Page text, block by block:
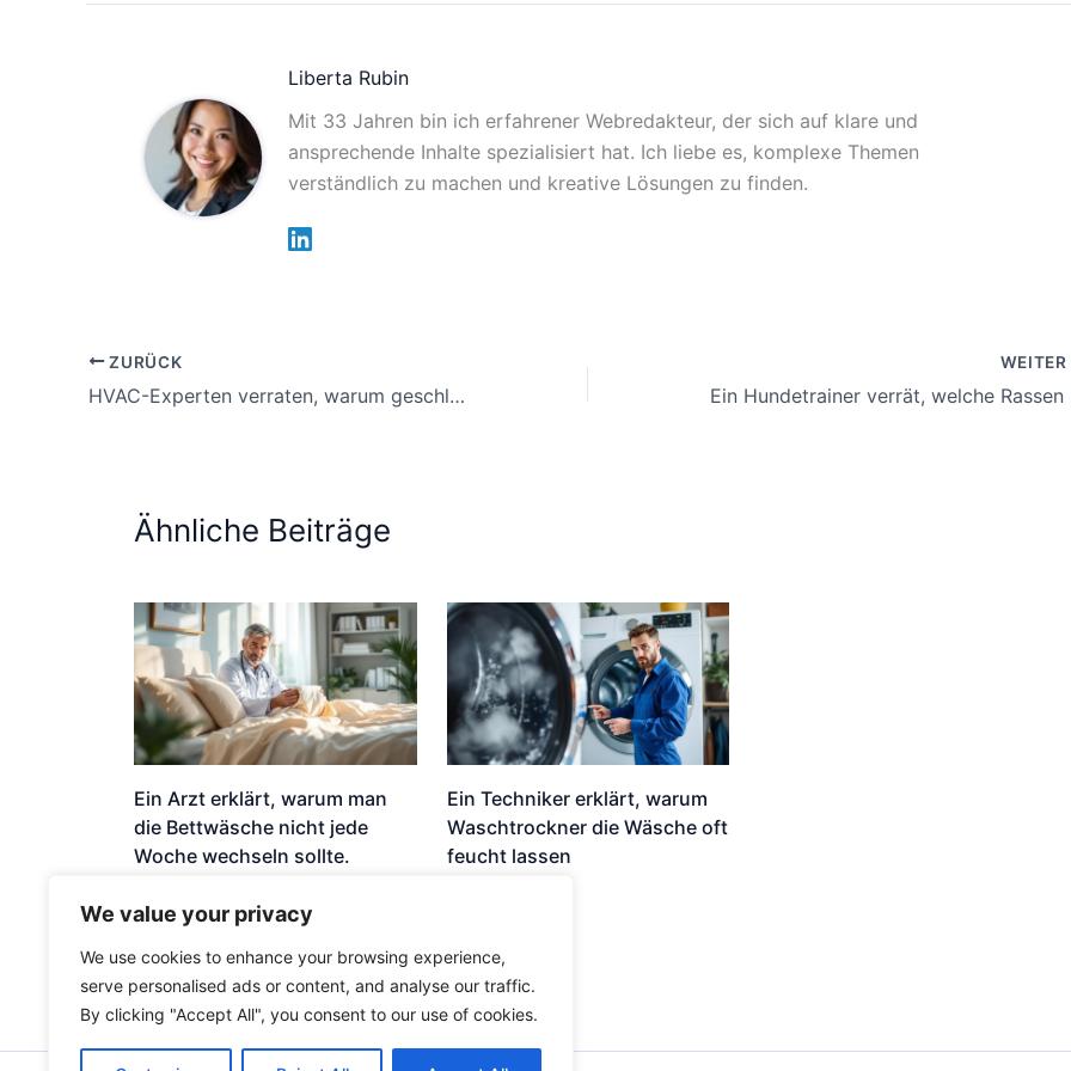
We value your privacy
We use cookies to enhance your browsing experience,
serve personalised ads or content, and analyse our traffic.
By clicking "Accept All", you consent to our use of cookies.
Liberta Rubin
Mit 33 Jahren bin ich erfahrener Webredakteur, der sich auf klare und
ansprechende Inhalte spezialisiert hat. Ich liebe es, komplexe Themen
verständlich zu machen und kreative Lösungen zu finden.
ZURÜCK
HVAC-Experten verraten, warum geschlossene Lüftungen die Energiekosten erhöhen
WEITER
Ähnliche Beiträge
Ein Arzt erklärt, warum man
die Bettwäsche nicht jede
Woche wechseln sollte.
Ein Techniker erklärt, warum
Waschtrockner die Wäsche oft
feucht lassen